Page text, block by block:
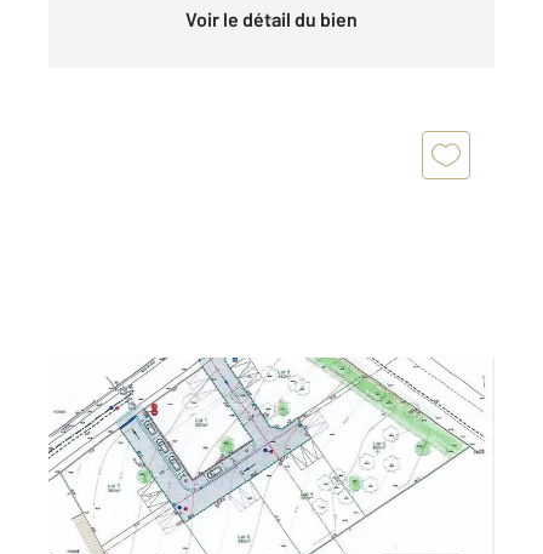
Voir le détail du bien
POIROUX 85
585 m2
Ref : 2440
Terrain à vendre
88 000 €